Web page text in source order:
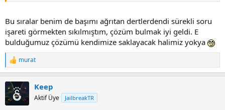
Bu sıralar benim de başımı ağrıtan dertlerdendi sürekli soru
işareti görmekten sıkılmıştım, çözüm bulmak iyi geldi. E
bulduğumuz çözümü kendimize saklayacak halimiz yokya
R
e
c
t
i
murat
Keep
Aktif Üye JailbreakTR